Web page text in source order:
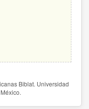
Biblat. Universidad